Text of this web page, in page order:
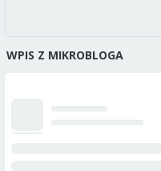
WPIS Z MIKROBLOGA